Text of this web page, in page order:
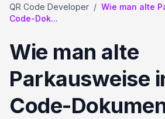
QR Code Developer / Wie man alte
Code-Dok...
Wie man alte
Parkausweise
Code-